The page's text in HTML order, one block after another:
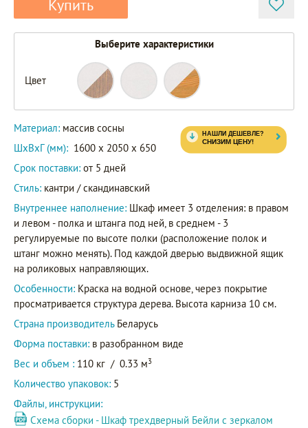
Купить
Выберите характеристики
Цвет
88401
87401
82401
Материал: массив сосны
ШxВxГ (мм): 1600 x 2050 x 650
Срок поставки: от 5 дней
Стиль: кантри / скандинавский
Внутреннее наполнение: Шкаф имеет 3 отделения: в правом
и левом - полка и штанга под ней, в среднем - 3
регулируемые по высоте полки (расположение полок и
штанг можно менять). Под каждой дверью выдвижной ящик
на роликовых направляющих.
Особенности: Краска на водной основе, через покрытие
просматривается структура дерева. Высота карниза 10 см.
Страна производитель Беларусь
Форма поставки: в разобранном виде
Вес и объем : 110 кг / 0.33 м3
Количество упаковок: 5
Файлы, инструкции:
Схема сборки - Шкаф трехдверный Бейли с зеркалом